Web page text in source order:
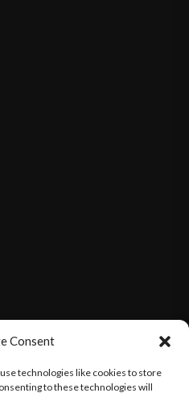
Consent
technologies like cookies to store
to these technologies will